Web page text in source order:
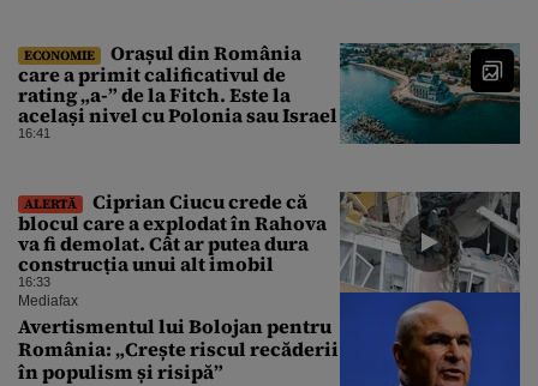
ECONOMIE
Orașul din România
care a primit calificativul de
rating „a-” de la Fitch. Este la
același nivel cu Polonia sau Israel
16:41
ALERTĂ
Ciprian Ciucu crede că
blocul care a explodat în Rahova
va fi demolat. Cât ar putea dura
construcția unui alt imobil
16:33
Mediafax
Avertismentul lui Bolojan pentru
România: „Crește riscul recăderii
în populism și risipă”